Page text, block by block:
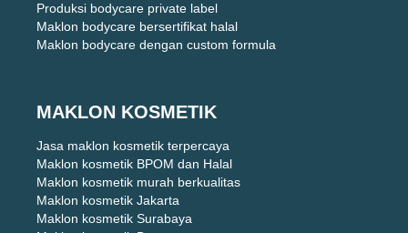
Produksi bodycare private label
Maklon bodycare bersertifikat halal
Maklon bodycare dengan custom formula
MAKLON KOSMETIK
Jasa maklon kosmetik terpercaya
Maklon kosmetik BPOM dan Halal
Maklon kosmetik murah berkualitas
Maklon kosmetik Jakarta
Maklon kosmetik Surabaya